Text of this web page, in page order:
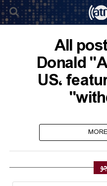
All
"Afghanistan٬ Donald
Trump٬ featured٬ US٬